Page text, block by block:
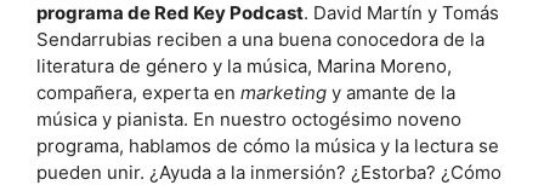
programa de Red Key Podcast. David Martín y Tomás
Sendarrubias reciben a una buena conocedora de la
literatura de género y la música, Marina Moreno,
compañera, experta en marketing y amante de la
música y pianista. En nuestro octogésimo noveno
programa, hablamos de cómo la música y la lectura se
pueden unir. ¿Ayuda a la inmersión? ¿Estorba? ¿Cómo